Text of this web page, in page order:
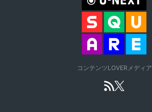
コンテンツLOVERメディア